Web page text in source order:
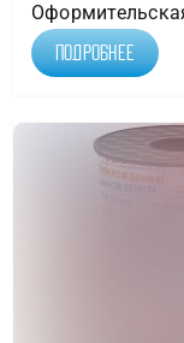
Подробнее